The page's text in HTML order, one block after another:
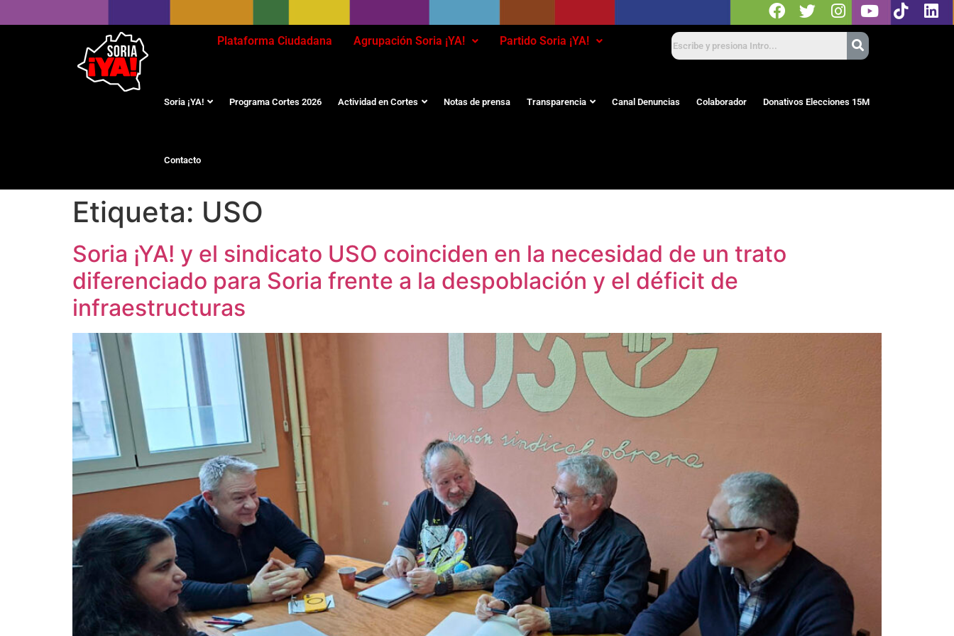
Plataforma Ciudadana Agrupación Soria ¡YA! Partido Soria ¡YA!
Soria ¡YA! Programa Cortes 2026 Actividad en Cortes Notas de prensa Transparencia Canal Denuncias Colaborador Donativos Elecciones 15M
Contacto
Etiqueta: USO
Soria ¡YA! y el sindicato USO coinciden en la necesidad de un trato
diferenciado para Soria frente a la despoblación y el déficit de
infraestructuras